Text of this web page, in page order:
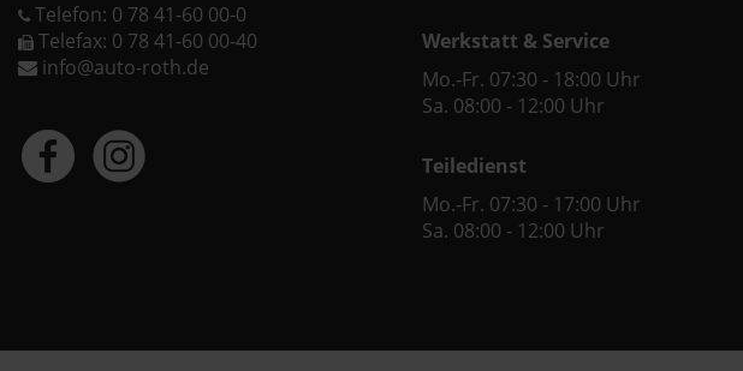
Telefon: 0 78 41-60 00-0
Telefax: 0 78 41-60 00-40
info@auto-roth.de
Werkstatt & Service
Mo.-Fr. 07:30 - 18:00 Uhr
Sa. 08:00 - 12:00 Uhr
Teiledienst
Mo.-Fr. 07:30 - 17:00 Uhr
Sa. 08:00 - 12:00 Uhr